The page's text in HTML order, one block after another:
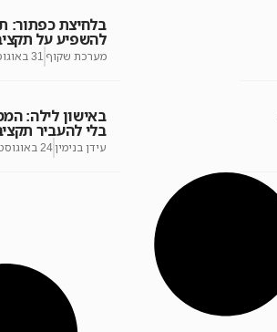
בלחיצת כפתור:
להשפיע על
מערכת שקוף 31 באוגוסט 2020
באישון לילה:
בלי להעביר
עידן בנימין24 באוגוסט 2020